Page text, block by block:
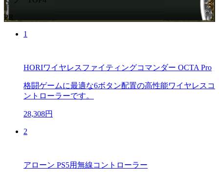
PR
1
HORIワイヤレスファイティングコマンダー OCTA Pro
格闘ゲームに最適な6ボタン配置の高性能ワイヤレスコ
ントローラーです。
28,308円
2
アローン PS5用無線コントローラー